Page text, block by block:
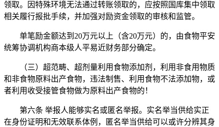
领取。因特殊环境无法通过转账领取的，应按照国库集中领取
相关履行报批手续，并加强对励资金领取的审核和监管。
单笔励金额达到20万元以上（含20万元）的，由食物平安
统筹协调机构商本级人平易近财务部分确定。
（三）超范畴、超剂量利用食物添加剂，利用非食用物质
和非食物原料出产食物，违法制售、利用食物不法添加物，或
者利用收受接管食物做为原料出产食物的！
第六条 举报人能够实名或匿名举报。实名举当供给实正
在身份证明和无效联系体例，匿名举当供给可以或许分辨其身